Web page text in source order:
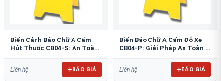
Biển Cảnh Báo Chữ A Cấm
Hút Thuốc CB04-S: An Toàn
Liên hệ BÁO GIÁ
Biển Báo Chữ A Cấm Đỗ Xe
CB04-P: Giải Pháp An Toàn &
Liên hệ BÁO GIÁ